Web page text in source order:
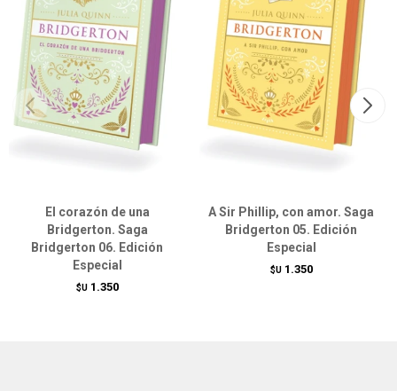
El corazón de una
Bridgerton. Saga
Bridgerton 06. Edición
Especial
$U 1.350
A Sir Phillip, con amor. Saga
Bridgerton 05. Edición
Especial
$U 1.350